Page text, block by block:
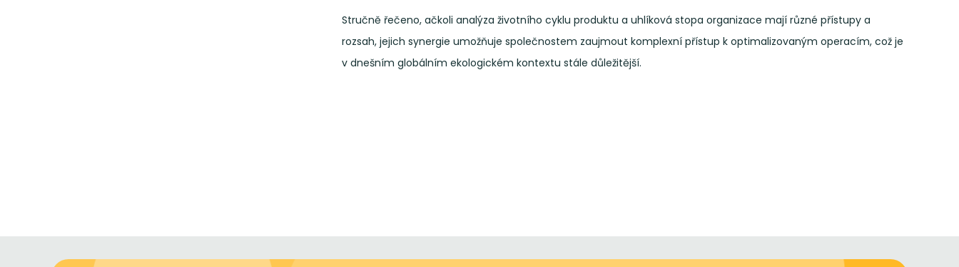
Stručně řečeno, ačkoli analýza životního cyklu produktu a uhlíková stopa organizace mají různé přístupy a
rozsah, jejich synergie umožňuje společnostem zaujmout komplexní přístup k optimalizovaným operacím, což je
v dnešním globálním ekologickém kontextu stále důležitější.